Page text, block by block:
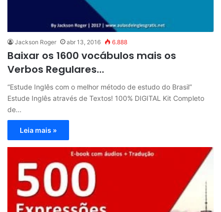
Jackson Roger abr 13, 2016 6.888
Baixar os 1600 vocábulos mais os
Verbos Regulares…
“Estude Inglês com o melhor método de estudo do Brasil”
Estude Inglês através de Textos! 100% DIGITAL Kit Completo
de…
Leia mais »